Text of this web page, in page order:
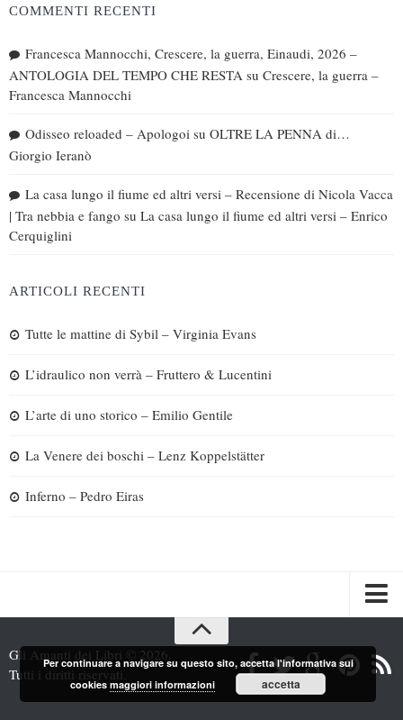
COMMENTI RECENTI
Francesca Mannocchi, Crescere, la guerra, Einaudi, 2026 –
ANTOLOGIA DEL TEMPO CHE RESTA su Crescere, la guerra –
Francesca Mannocchi
Odisseo reloaded – Apologoi su OLTRE LA PENNA di…
Giorgio Ieranò
La casa lungo il fiume ed altri versi – Recensione di Nicola Vacca
| Tra nebbia e fango su La casa lungo il fiume ed altri versi – Enrico
Cerquiglini
ARTICOLI RECENTI
Tutte le mattine di Sybil – Virginia Evans
L’idraulico non verrà – Fruttero & Lucentini
L’arte di uno storico – Emilio Gentile
La Venere dei boschi – Lenz Koppelstätter
Inferno – Pedro Eiras
Recensioni
Interviste & Incontri
Gli Amanti dei Libri © 2026.
Tutti i diritti riservati.
Per continuare a navigare su questo sito, accetta l'informativa sui
cookiesmaggiori informazioni accetta